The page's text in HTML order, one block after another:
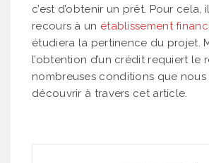
c’est d’obtenir un prêt. Pour cela,
recours à un établissement
étudiera la pertinence du projet.
l’obtention d’un crédit requiert le
nombreuses conditions que
découvrir à travers cet article.